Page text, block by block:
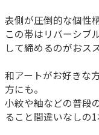
表側が圧倒的な個性
この帯はリバーシブ
して締めるのがおス
和アートがお好きな
方にも。
小紋や紬などの普段
ること間違いなしの1